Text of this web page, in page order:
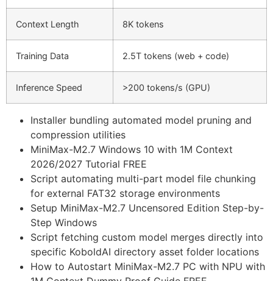
Context Length 8K tokens
Training Data 2.5T tokens (web + code)
Inference Speed >200 tokens/s (GPU)
Installer bundling automated model pruning and
compression utilities
MiniMax-M2.7 Windows 10 with 1M Context
2026/2027 Tutorial FREE
Script automating multi-part model file chunking
for external FAT32 storage environments
Setup MiniMax-M2.7 Uncensored Edition Step-by-
Step Windows
Script fetching custom model merges directly into
specific KoboldAI directory asset folder locations
How to Autostart MiniMax-M2.7 PC with NPU with